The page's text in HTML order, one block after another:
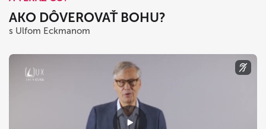
AKO DÔVEROVAŤ BOHU?
s Ulfom Eckmanom